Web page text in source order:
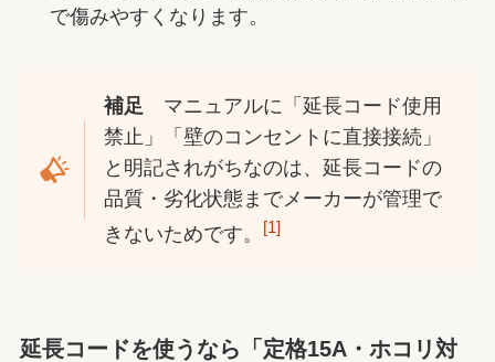
で傷みやすくなります。
補足
マニュアルに「延長コード使用
禁止」「壁のコンセントに直接接続」
と明記されがちなのは、延長コードの
品質・劣化状態までメーカーが管理で
きないためです。
[1]
延長コードを使うなら「定格15A・ホコリ対